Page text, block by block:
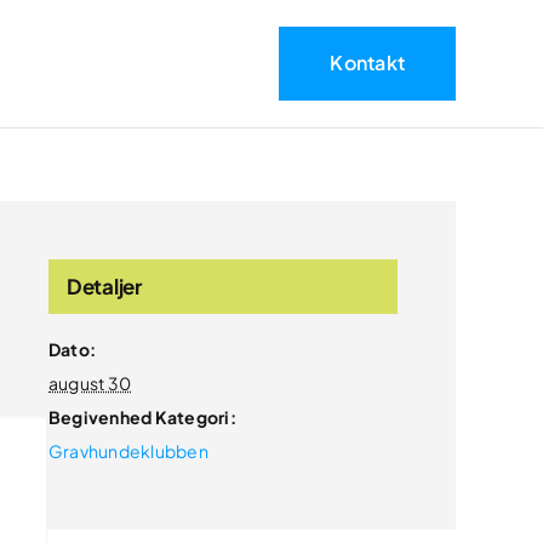
Kontakt
Detaljer
Dato:
august 30
Begivenhed Kategori:
Gravhundeklubben